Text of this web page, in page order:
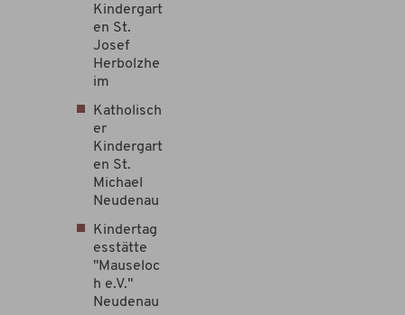
Kindergart
en St.
Josef
Herbolzhe
im
Katholisch
er
Kindergart
en St.
Michael
Neudenau
Kindertag
esstätte
"Mauseloc
h e.V."
Neudenau